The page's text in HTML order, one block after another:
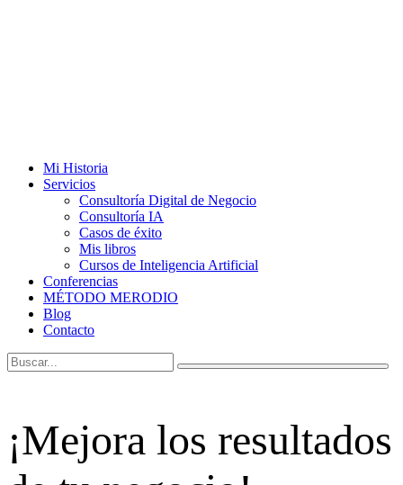
Mi Historia
Servicios
Consultoría Digital de Negocio
Consultoría IA
Casos de éxito
Mis libros
Cursos de Inteligencia Artificial
Conferencias
MÉTODO MERODIO
Blog
Contacto
¡Mejora los resultados